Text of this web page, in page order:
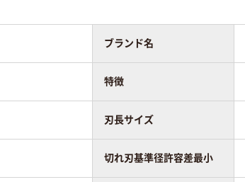
ブランド名
特徴
刃長サイズ
切れ刃基準径許容差最小